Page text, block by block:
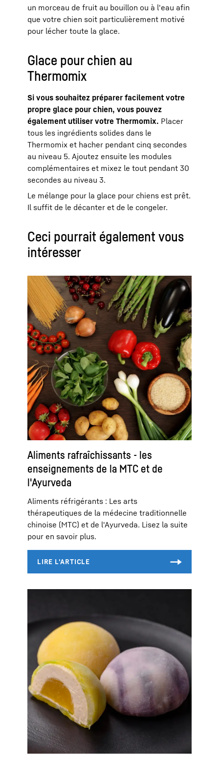
un morceau de fruit au bouillon ou à l'eau afin
que votre chien soit particulièrement motivé
pour lécher toute la glace.
Glace pour chien au
Thermomix
Si vous souhaitez préparer facilement votre
propre glace pour chien, vous pouvez
également utiliser votre Thermomix. Placer
tous les ingrédients solides dans le
Thermomix et hacher pendant cinq secondes
au niveau 5. Ajoutez ensuite les modules
complémentaires et mixez le tout pendant 30
secondes au niveau 3.
Le mélange pour la glace pour chiens est prêt.
Il suffit de le décanter et de le congeler.
Ceci pourrait également vous
intéresser
Aliments rafraîchissants - les
enseignements de la MTC et de
l'Ayurveda
Aliments réfrigérants : Les arts
thérapeutiques de la médecine traditionnelle
chinoise (MTC) et de l'Ayurveda. Lisez la suite
pour en savoir plus.